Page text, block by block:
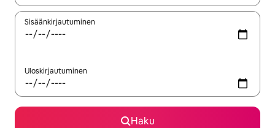
Sisäänkirjautuminen
Uloskirjautuminen
Haku